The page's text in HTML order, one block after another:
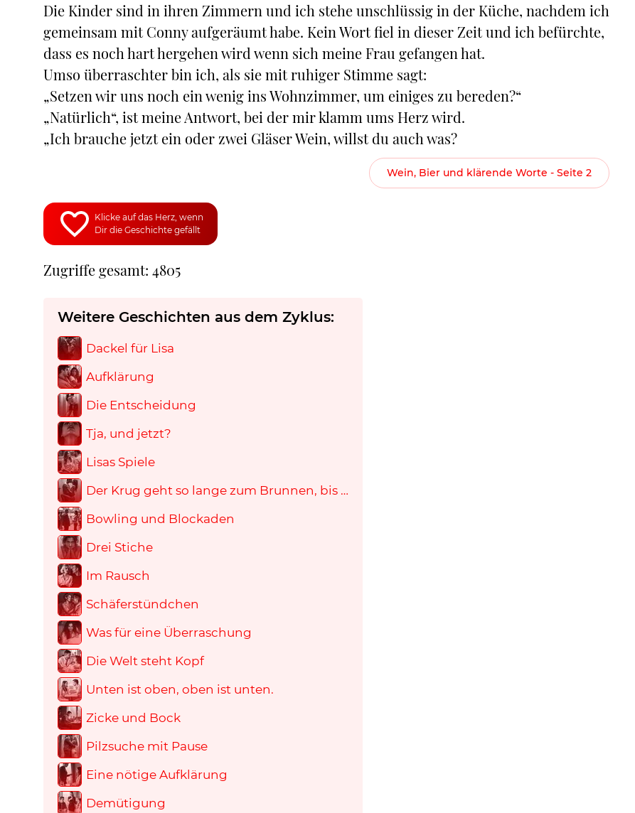
Die Kinder sind in ihren Zimmern und ich stehe unschlüssig in der Küche, nachdem ich
gemeinsam mit Conny aufgeräumt habe. Kein Wort fiel in dieser Zeit und ich befürchte,
dass es noch hart hergehen wird wenn sich meine Frau gefangen hat.
Umso überraschter bin ich, als sie mit ruhiger Stimme sagt:
„Setzen wir uns noch ein wenig ins Wohnzimmer, um einiges zu bereden?“
„Natürlich“, ist meine Antwort, bei der mir klamm ums Herz wird.
„Ich brauche jetzt ein oder zwei Gläser Wein, willst du auch was?
Wein, Bier und klärende Worte - Seite 2
Klicke auf das Herz, wenn
Dir die Geschichte gefällt
Zugriffe gesamt: 4805
Weitere Geschichten aus dem Zyklus:
Dackel für Lisa
Aufklärung
Die Entscheidung
Tja, und jetzt?
Lisas Spiele
Der Krug geht so lange zum Brunnen, bis …
Bowling und Blockaden
Drei Stiche
Im Rausch
Schäferstündchen
Was für eine Überraschung
Die Welt steht Kopf
Unten ist oben, oben ist unten.
Zicke und Bock
Pilzsuche mit Pause
Eine nötige Aufklärung
Demütigung